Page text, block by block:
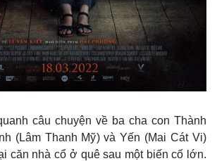
câu chuyện về ba cha con Thành
(Lâm Thanh Mỹ) và Yến (Mai Cát Vi)
căn nhà cổ ở quê sau một biến cố lớn.